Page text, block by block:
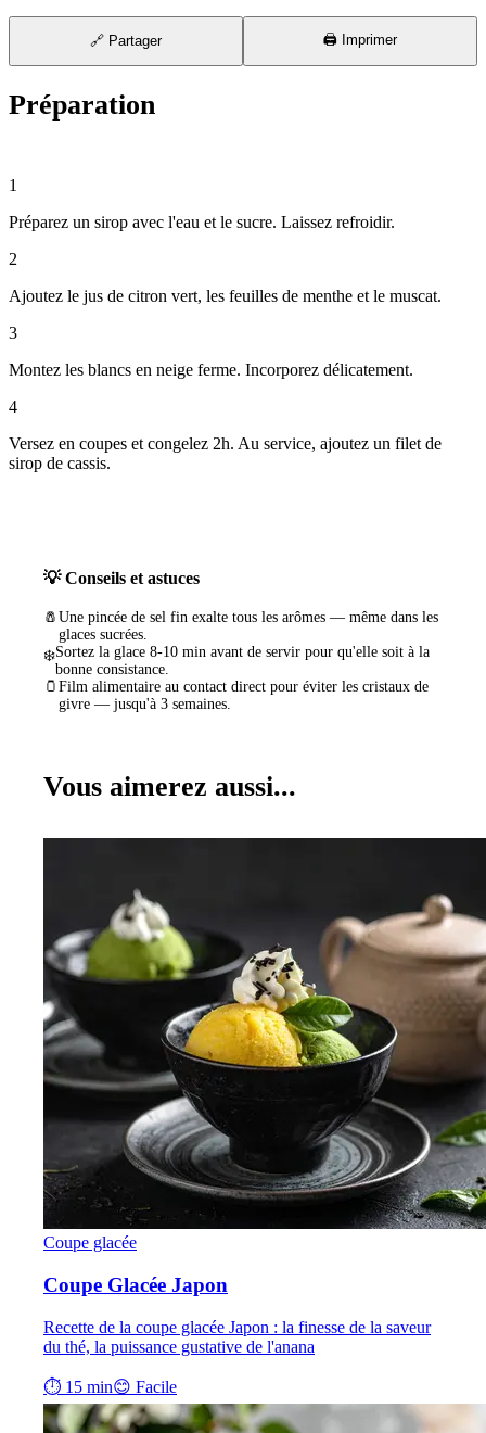
🔗 Partager 🖨️ Imprimer
Préparation
1
Préparez un sirop avec l'eau et le sucre. Laissez refroidir.
2
Ajoutez le jus de citron vert, les feuilles de menthe et le muscat.
3
Montez les blancs en neige ferme. Incorporez délicatement.
4
Versez en coupes et congelez 2h. Au service, ajoutez un filet de
sirop de cassis.
💡 Conseils et astuces
🧂 Une pincée de sel fin exalte tous les arômes — même dans les
glaces sucrées.
❄️Sortez la glace 8-10 min avant de servir pour qu'elle soit à la
bonne consistance.
🫙 Film alimentaire au contact direct pour éviter les cristaux de
givre — jusqu'à 3 semaines.
Vous aimerez aussi...
Coupe glacée
Coupe Glacée Japon
Recette de la coupe glacée Japon : la finesse de la saveur
du thé, la puissance gustative de l'anana
⏱ 15 min😊 Facile